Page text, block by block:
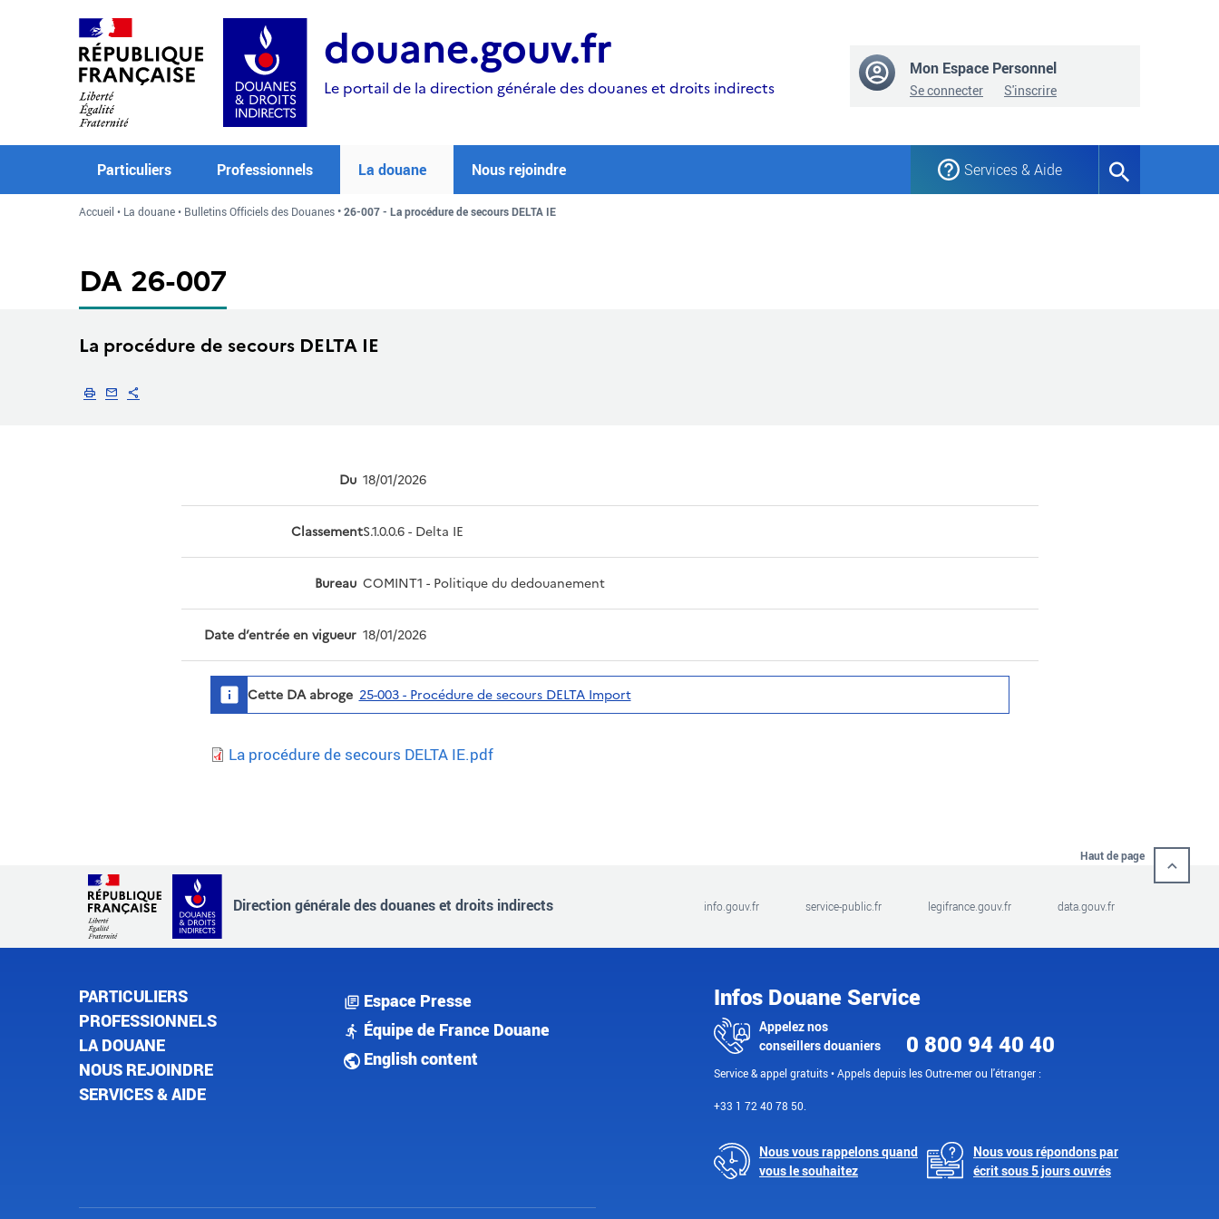
douane.gouv.fr
Le portail de la direction générale des douanes et droits indirects
Mon Espace Personnel
Se connecter S'inscrire
Particuliers Professionnels La douane Nous rejoindre Services & Aide
Formulaire
Accueil La douane Bulletins Officiels des Douanes 26-007 - La procédure de secours DELTA IE
DA 26-007
La procédure de secours DELTA IE
ImprimerEnvoyer par email
Du 18/01/2026
ClassementS.1.0.0.6 - Delta IE
Bureau COMINT1 - Politique du dedouanement
Date d’entrée en vigueur 18/01/2026
Cette DA abroge 25-003 - Procédure de secours DELTA Import
La procédure de secours DELTA IE.pdf
Haut de page
Direction générale des douanes et droits indirects info.gouv.fr service-public.fr legifrance.gouv.fr data.gouv.fr
PARTICULIERS
PROFESSIONNELS
LA DOUANE
NOUS REJOINDRE
SERVICES & AIDE
Espace Presse
Équipe de France Douane
English content
Infos Douane Service
Appelez nos
conseillers douaniers
0 800 94 40 40
Service & appel gratuits • Appels depuis les Outre-mer ou l'étranger :
+33 1 72 40 78 50.
Nous vous rappelons quand
vous le souhaitez
Nous vous répondons par
écrit sous 5 jours ouvrés